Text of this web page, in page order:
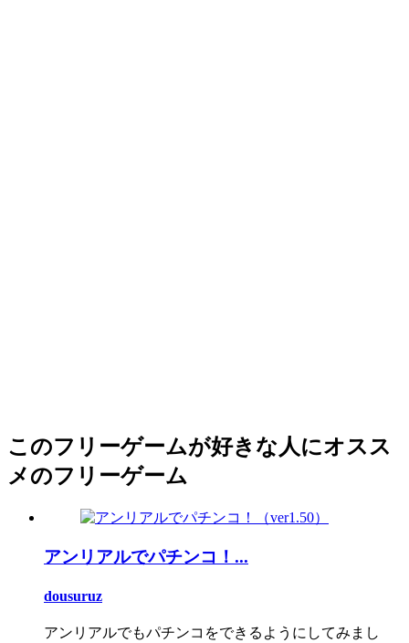
このフリーゲームが好きな人にオスス
メのフリーゲーム
アンリアルでパチンコ！...
dousuruz
アンリアルでもパチンコをできるようにしてみまし